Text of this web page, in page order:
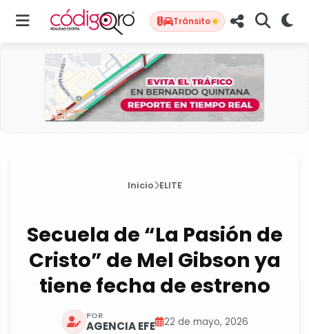
Tránsito
Inicio ELITE
Secuela de “La Pasión de
Cristo” de Mel Gibson ya
tiene fecha de estreno
POR
AGENCIA EFE 22 de mayo, 2026